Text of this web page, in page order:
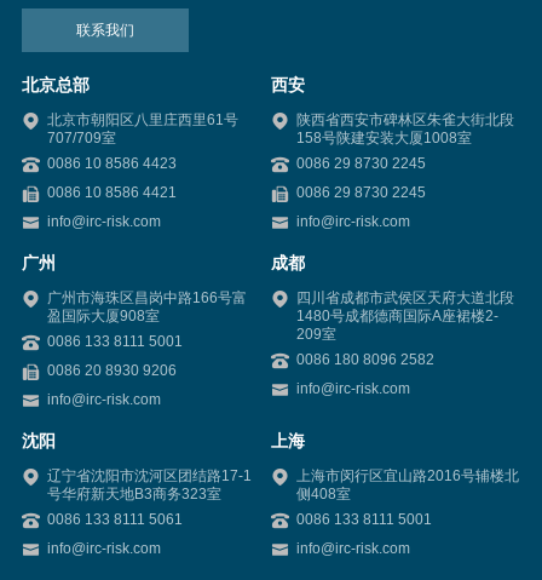
联系我们
北京总部
北京市朝阳区八里庄西里61号
707/709室
0086 10 8586 4423
0086 10 8586 4421
info@irc-risk.com
西安
陕西省西安市碑林区朱雀大街北段
158号陕建安装大厦1008室
0086 29 8730 2245
0086 29 8730 2245
info@irc-risk.com
广州
广州市海珠区昌岗中路166号富
盈国际大厦908室
0086 133 8111 5001
0086 20 8930 9206
info@irc-risk.com
成都
四川省成都市武侯区天府大道北段
1480号成都德商国际A座裙楼2-
209室
0086 180 8096 2582
info@irc-risk.com
沈阳
辽宁省沈阳市沈河区团结路17-1
号华府新天地B3商务323室
0086 133 8111 5061
info@irc-risk.com
上海
上海市闵行区宜山路2016号辅楼北
侧408室
0086 133 8111 5001
info@irc-risk.com